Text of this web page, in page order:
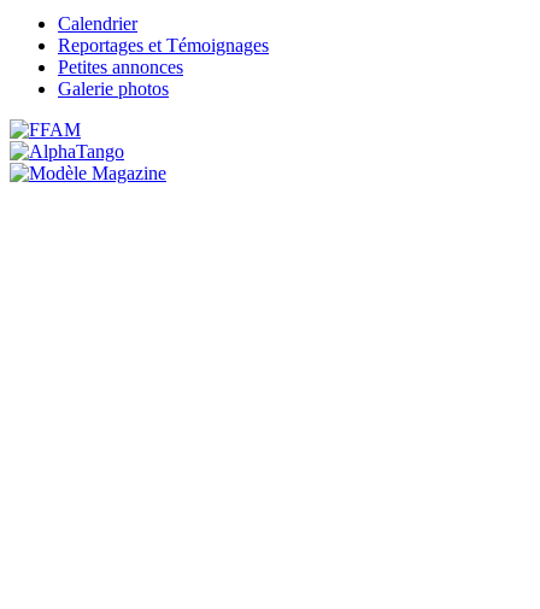
Calendrier
Reportages et Témoignages
Petites annonces
Galerie photos